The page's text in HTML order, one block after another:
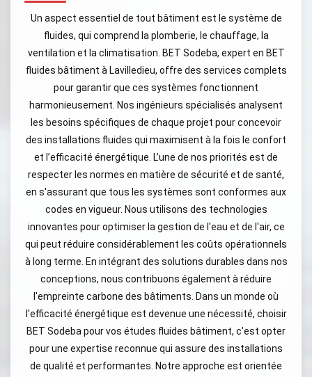
Un aspect essentiel de tout bâtiment est le système de
fluides, qui comprend la plomberie, le chauffage, la
ventilation et la climatisation. BET Sodeba, expert en BET
fluides bâtiment à Lavilledieu, offre des services complets
pour garantir que ces systèmes fonctionnent
harmonieusement. Nos ingénieurs spécialisés analysent
les besoins spécifiques de chaque projet pour concevoir
des installations fluides qui maximisent à la fois le confort
et l’efficacité énergétique. L’une de nos priorités est de
respecter les normes en matière de sécurité et de santé,
en s'assurant que tous les systèmes sont conformes aux
codes en vigueur. Nous utilisons des technologies
innovantes pour optimiser la gestion de l'eau et de l'air, ce
qui peut réduire considérablement les coûts opérationnels
à long terme. En intégrant des solutions durables dans nos
conceptions, nous contribuons également à réduire
l'empreinte carbone des bâtiments. Dans un monde où
l'efficacité énergétique est devenue une nécessité, choisir
BET Sodeba pour vos études fluides bâtiment, c'est opter
pour une expertise reconnue qui assure des installations
de qualité et performantes. Notre approche est orientée